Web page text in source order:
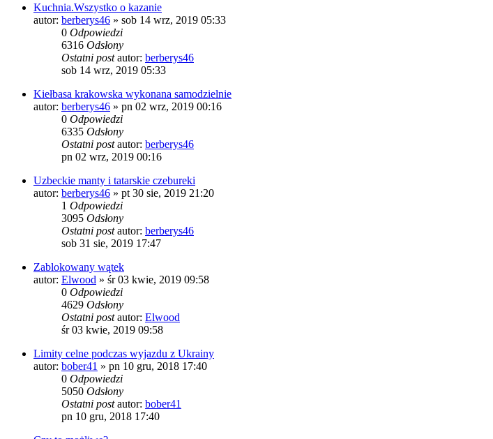
Kuchnia.Wszystko o kazanie
autor: berberys46 » sob 14 wrz, 2019 05:33
0 Odpowiedzi
6316 Odsłony
Ostatni postautor: berberys46
sob 14 wrz, 2019 05:33
Kiełbasa krakowska wykonana samodzielnie
autor: berberys46 » pn 02 wrz, 2019 00:16
0 Odpowiedzi
6335 Odsłony
Ostatni postautor: berberys46
pn 02 wrz, 2019 00:16
Uzbeckie manty i tatarskie czebureki
autor: berberys46 » pt 30 sie, 2019 21:20
1 Odpowiedzi
3095 Odsłony
Ostatni postautor: berberys46
sob 31 sie, 2019 17:47
Zablokowany wątek
autor: Elwood » śr 03 kwie, 2019 09:58
0 Odpowiedzi
4629 Odsłony
Ostatni postautor: Elwood
śr 03 kwie, 2019 09:58
Limity celne podczas wyjazdu z Ukrainy
autor: bober41 » pn 10 gru, 2018 17:40
0 Odpowiedzi
5050 Odsłony
Ostatni postautor: bober41
pn 10 gru, 2018 17:40